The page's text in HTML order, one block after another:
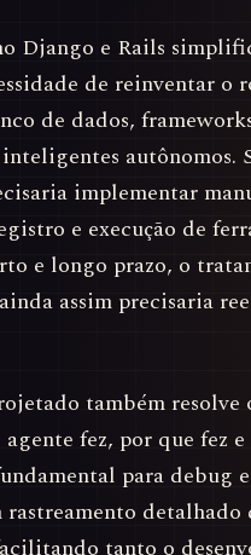
Django e Rails
de reinventar o
de dados,
autônomos.
implementar
e execução de
e longo prazo, o
assim precisaria
também resolve
fez, por que fez e
para debug
detalhado
tanto o